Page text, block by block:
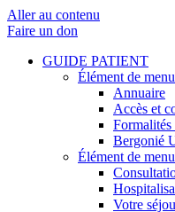
Aller au contenu
Faire un don
GUIDE PATIENT
Élément de menu
Annuaire
Accès et
Formalités
Bergonié
Élément de menu
Votre